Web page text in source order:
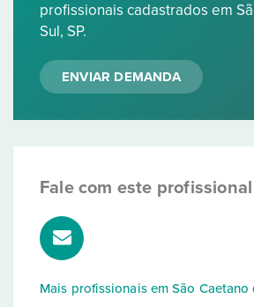
profissionais cadastrados em
Sul, SP.
ENVIAR DEMANDA
Fale com este profissional
Mais profissionais emSão Caetano